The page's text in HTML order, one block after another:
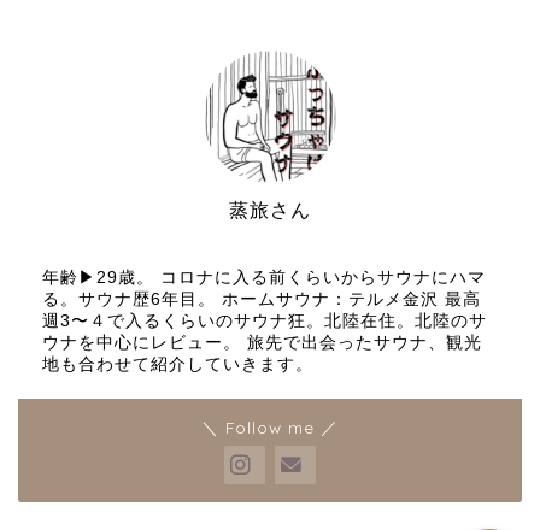
蒸旅さん
年齢▶︎29歳。 コロナに入る前くらいからサウナにハマ
る。サウナ歴6年目。 ホームサウナ：テルメ金沢 最高
週3〜４で入るくらいのサウナ狂。北陸在住。北陸のサ
ウナを中心にレビュー。 旅先で出会ったサウナ、観光
地も合わせて紹介していきます。
＼ Follow me ／
プロフィールとブログ運営
の理念
お問い合わせ